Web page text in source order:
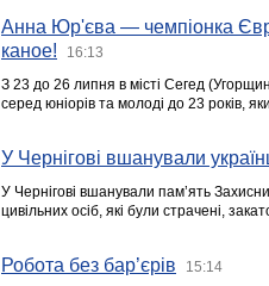
Анна Юр'єва — чемпіонка
каное!
16:13
З 23 до 26 липня в місті Сегед
серед юніорів та молоді до 23 років,
У Чернігові вшанували
У Чернігові вшанували пам’ять
цивільних осіб, які були страчені,
Робота без бар’єрів 15:14